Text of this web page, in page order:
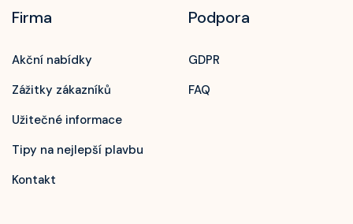
Firma
Akční nabídky
Zážitky zákazníků
Užitečné informace
Tipy na nejlepší plavbu
Kontakt
Podpora
GDPR
FAQ